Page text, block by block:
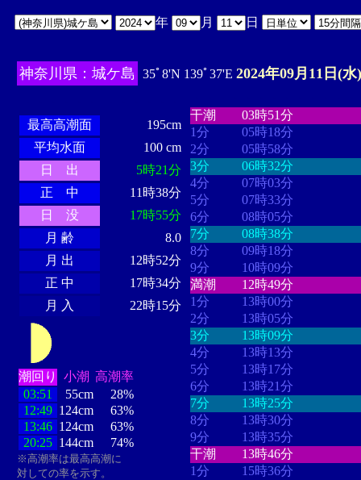
年 月 日
神奈川県：城ケ島 35ﾟ8'N 139ﾟ37'E 2024年09月11日(水)
最高高潮面
195cm
平均水面
100 cm
日 出
5時21分
正 中
11時38分
日 没
17時55分
月 齢
8.0
月 出
12時52分
正 中
17時34分
月 入
22時15分
潮回り 小潮 高潮率
03:51
55cm
28%
12:49 124cm
63%
13:46 124cm
63%
20:25 144cm 74%
※高潮率は最高高潮に
対しての率を示す。
干潮
03時51分
1分
05時18分
2分
05時58分
3分
06時32分
4分
07時03分
5分
07時33分
6分
08時05分
7分
08時38分
8分
09時18分
9分
10時09分
満潮
12時49分
1分
13時00分
2分
13時05分
3分
13時09分
4分
13時13分
5分
13時17分
6分
13時21分
7分
13時25分
8分
13時30分
9分
13時35分
干潮
13時46分
1分
15時36分